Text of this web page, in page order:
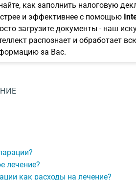
как заполнить налоговую
и эффективнее с помощью
загрузите документы - наш
распознает и обработает
за Вас.
лечение?
как расходы на лечение?